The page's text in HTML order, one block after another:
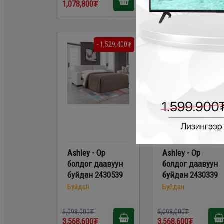
1,078,800₮ 3,223,500₮
- 1,529,400₮
Ashley - Ор
болдог даавуун
буйдан 2430539
Буйдан
5,098,000₮
3,568,600₮
- 1,529,400₮
Ashley - Ор
болдог даавуун
буйдан 2430339
Буйдан
5,098,000₮
3,568,600₮